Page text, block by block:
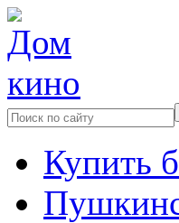
Купить